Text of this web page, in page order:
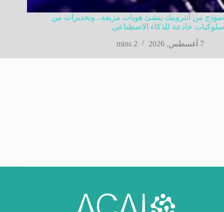
نموذج من أنثروبيك ينشئ هويات مزيفة.. وتحذيرات من
سلوكيات خادعة للذكاء الاصطناعي
7 أغسطس, 2026
2 mins